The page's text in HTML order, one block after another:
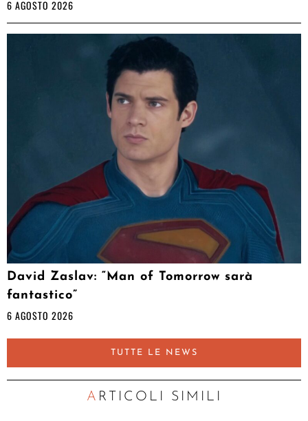
6 AGOSTO 2026
David Zaslav: “Man of Tomorrow sarà
fantastico”
6 AGOSTO 2026
TUTTE LE NEWS
ARTICOLI SIMILI